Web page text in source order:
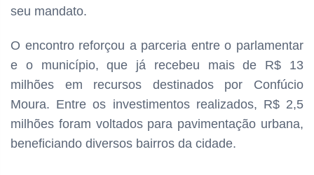
seu mandato.
O encontro reforçou a parceria entre o parlamentar
e o município, que já recebeu mais de R$ 13
milhões em recursos destinados por Confúcio
Moura. Entre os investimentos realizados, R$ 2,5
milhões foram voltados para pavimentação urbana,
beneficiando diversos bairros da cidade.